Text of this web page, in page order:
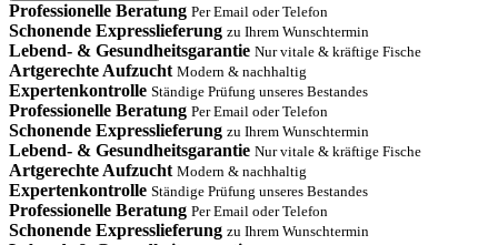
Professionelle Beratung Per Email oder Telefon
Schonende Expresslieferung zu Ihrem Wunschtermin
Lebend- & Gesundheitsgarantie Nur vitale & kräftige Fische
Artgerechte Aufzucht Modern & nachhaltig
Expertenkontrolle Ständige Prüfung unseres Bestandes
Professionelle Beratung Per Email oder Telefon
Schonende Expresslieferung zu Ihrem Wunschtermin
Lebend- & Gesundheitsgarantie Nur vitale & kräftige Fische
Artgerechte Aufzucht Modern & nachhaltig
Expertenkontrolle Ständige Prüfung unseres Bestandes
Professionelle Beratung Per Email oder Telefon
Schonende Expresslieferung zu Ihrem Wunschtermin